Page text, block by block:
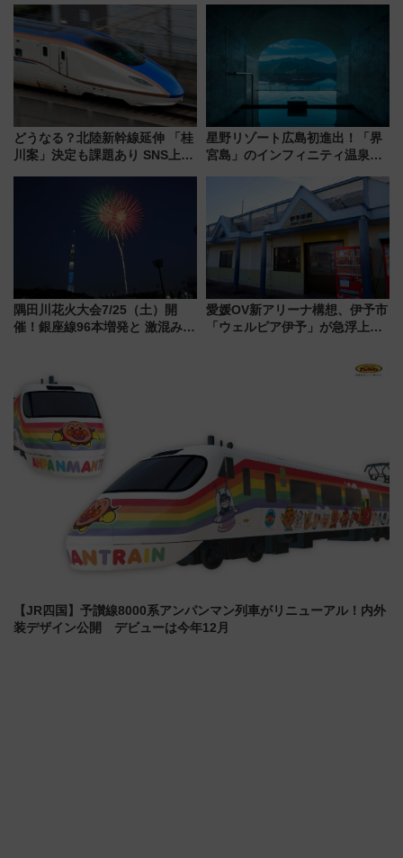
な夜
どうなる？北陸新幹線延伸 「桂
川案」決定も課題あり SNS上の
星野リゾート広島初進出！「界
宮島」のインフィニティ温泉と
宿泊料金・アクセスは？（2026
年7月23日開業）
隅田川花火大会7/25（土）開
催！銀座線96本増発と 激混みの
都心の夜に！
愛媛OV新アリーナ構想、伊予市
「ウェルピア伊予」が急浮上！
【JR四国】予讃線8000系アンパンマン列車がリニューアル！内外
装デザイン公開 デビューは今年12月